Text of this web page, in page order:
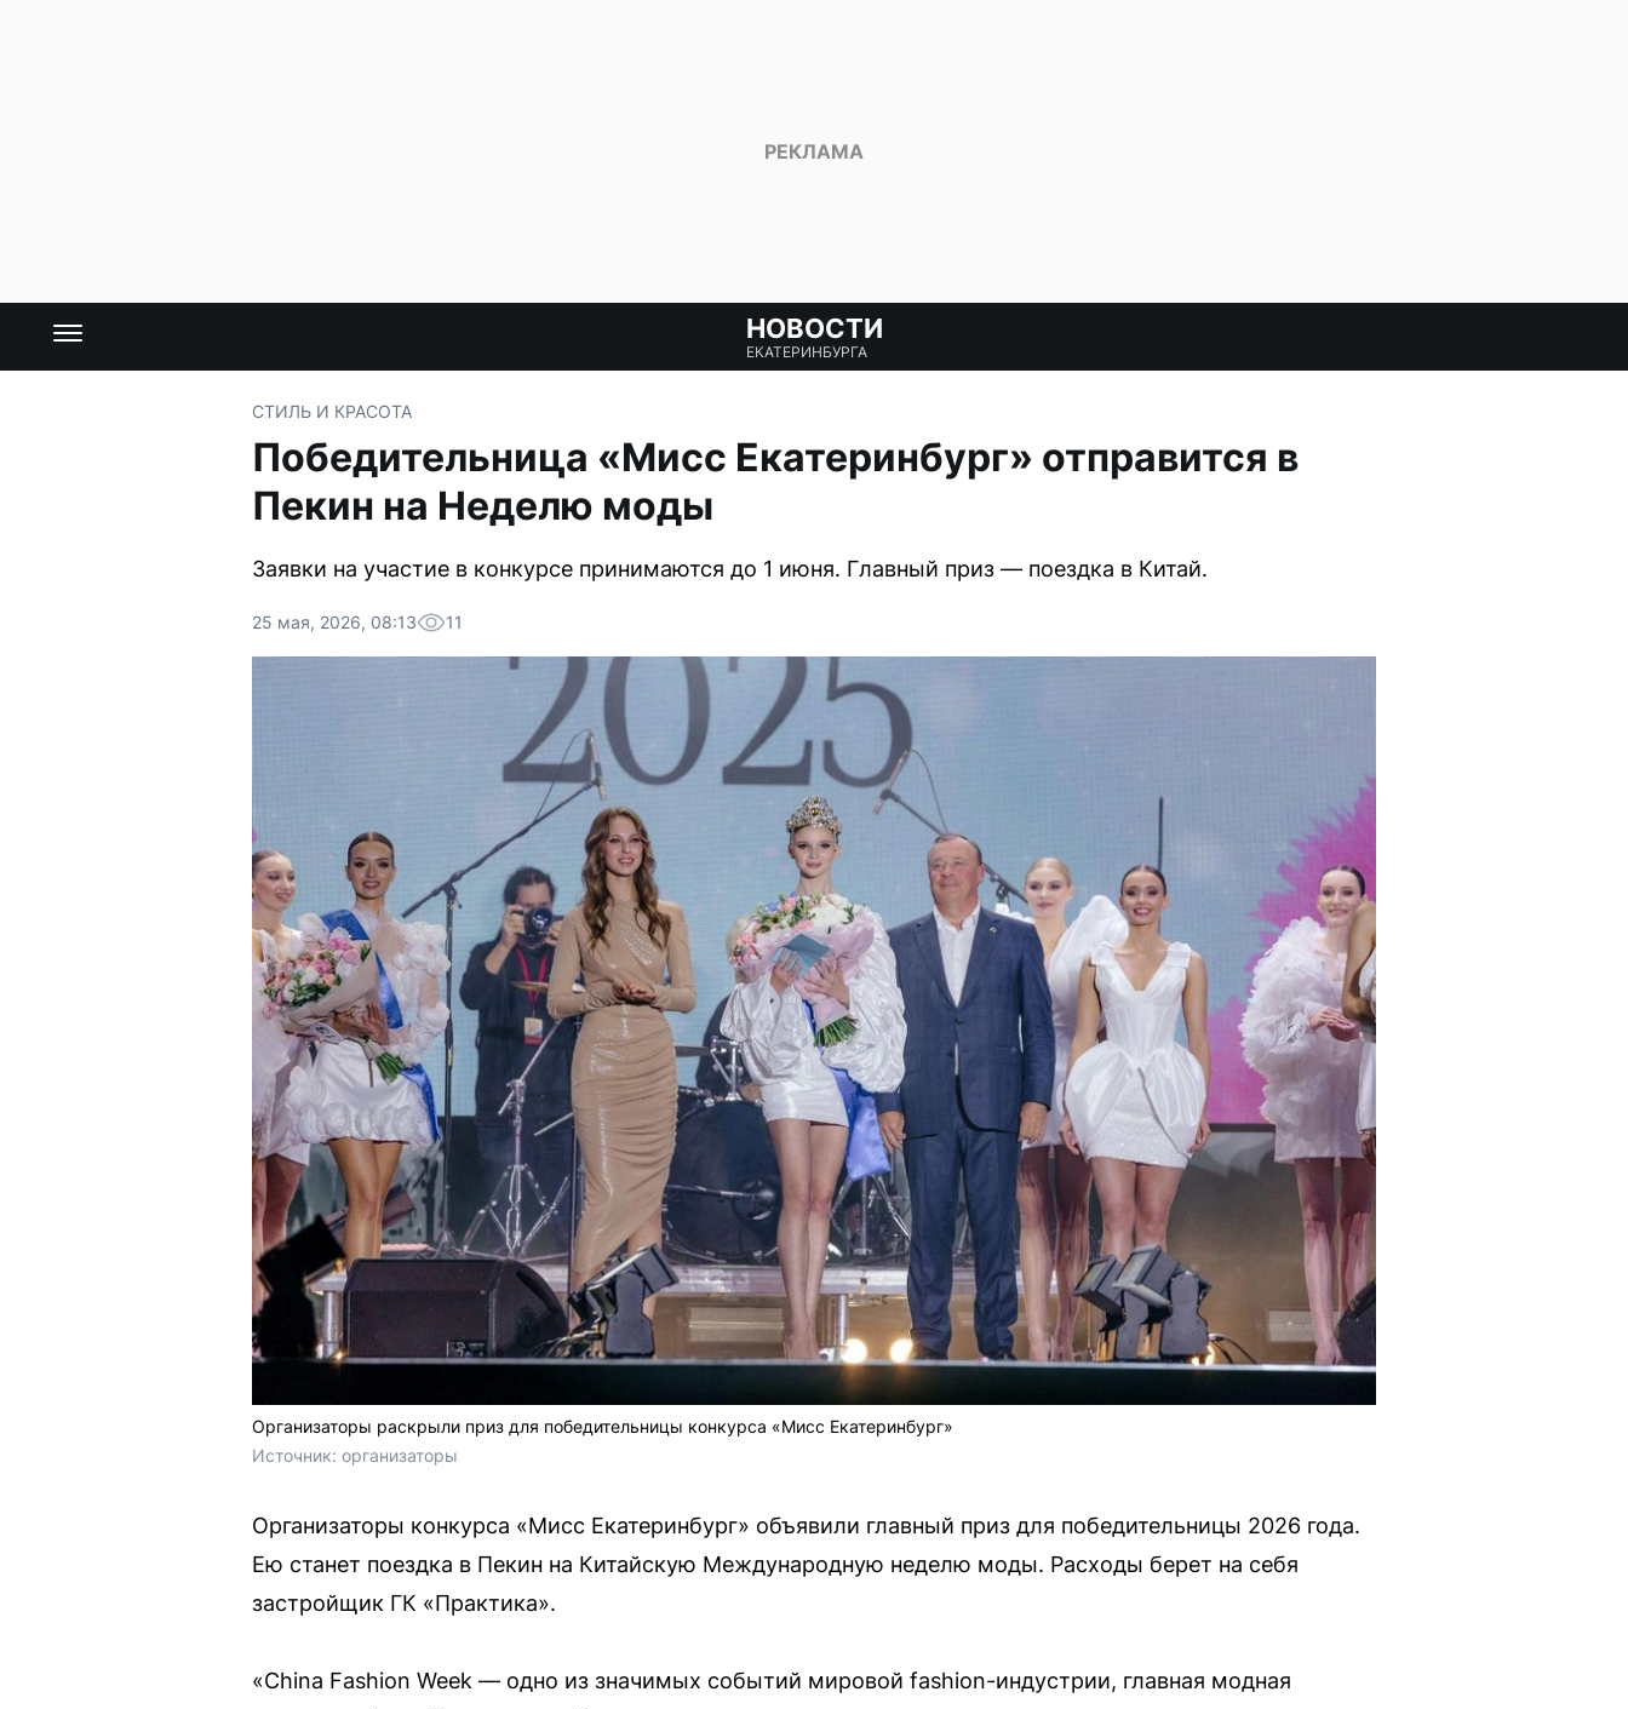
НОВОСТИ
ЕКАТЕРИНБУРГА
СТИЛЬ И КРАСОТА
Победительница «Мисс Екатеринбург» отправится в
Пекин на Неделю моды
Заявки на участие в конкурсе принимаются до 1 июня. Главный приз — поездка в Китай.
25 мая, 2026, 08:13 11
Организаторы раскрыли приз для победительницы конкурса «Мисс Екатеринбург»
Источник: организаторы
Организаторы конкурса «Мисс Екатеринбург» объявили главный приз для победительницы 2026 года.
Ею станет поездка в Пекин на Китайскую Международную неделю моды. Расходы берет на себя
застройщик ГК «Практика».
«China Fashion Week — одно из значимых событий мировой fashion-индустрии, главная модная